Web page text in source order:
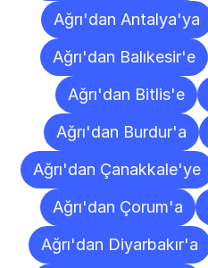
Ağrı'dan Antalya'ya
Ağrı'dan Balıkesir'e
Ağrı'dan Bitlis'e
Ağrı'dan Burdur'a
Ağrı'dan Çanakkale'ye
Ağrı'dan Çorum'a
Ağrı'dan Diyarbakır'a